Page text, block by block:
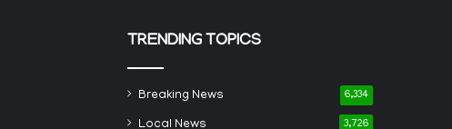
TRENDING TOPICS
Breaking News 6,334
Local News 3,726